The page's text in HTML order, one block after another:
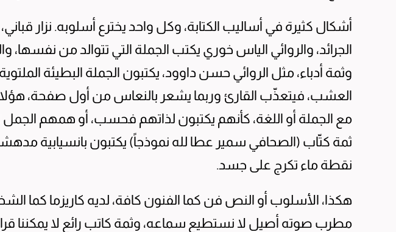
أشكال كثيرة في أساليب الكتابة، وكل واحد يخترع أسلوبه. نزار
الجرائد، والروائي الياس خوري يكتب الجملة التي تتوالد من نفسها،
وثمة أدباء، مثل الروائي حسن داوود، يكتبون الجملة البطيئة
العشب، فيتعذّب القارئ وربما يشعر بالنعاس من أول صفحة،
مع الجملة أو اللغة، كأنهم يكتبون لذاتهم فحسب، أو همهم الجمل
ثمة كتّاب (الصحافي سمير عطا لله نموذجاً) يكتبون بانسيابية
نقطة ماء تكرج على جسد.
هكذا، الأسلوب أو النص فن كما الفنون كافة، لديه كاريزما كما
مطرب صوته أصيل لا نستطيع سماعه، وثمة كاتب رائع لا يمكننا